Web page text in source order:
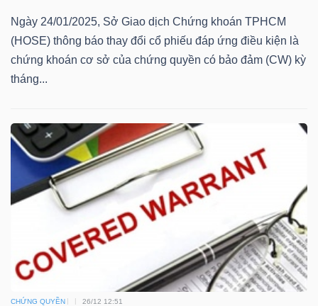
Ngày 24/01/2025, Sở Giao dịch Chứng khoán TPHCM
(HOSE) thông báo thay đổi cổ phiếu đáp ứng điều kiện là
chứng khoán cơ sở của chứng quyền có bảo đảm (CW) kỳ
tháng...
CHỨNG QUYỀN 26/12 12:51
(-)
Đào
Sách
tài